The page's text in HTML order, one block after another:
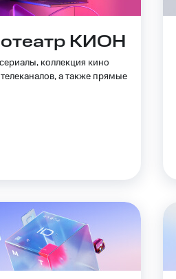
КИОН
коллекция кино
а также прямые